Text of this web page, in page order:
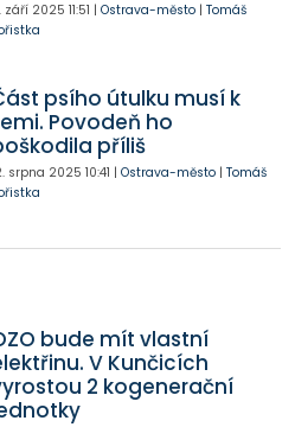
září 2025 11:51 | Ostrava-město| Tomáš
psího útulku musí k
Povodeň ho
příliš
srpna 2025 10:41 | Ostrava-město| Tomáš
bude mít vlastní
V Kunčicích
2 kogenerační